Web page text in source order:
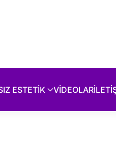
ESTETİK VİDEOLAR